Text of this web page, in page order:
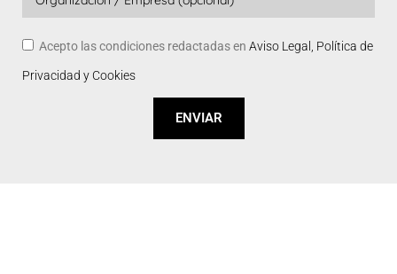
Acepto las condiciones redactadas en Aviso Legal, Política de
Privacidad y Cookies
ENVIAR